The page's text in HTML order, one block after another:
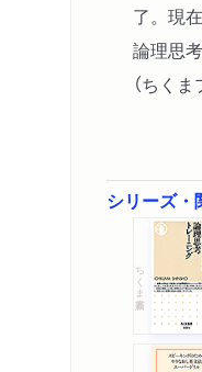
了。現
論理思
（ちく
シリーズ・
ちくま新書